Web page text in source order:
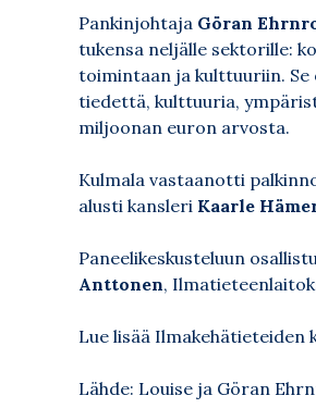
Pankinjohtaja Göran
tukensa neljälle sektorille:
toimintaan ja kulttuuriin.
tiedettä, kulttuuria,
miljoonan euron arvosta.
Kulmala vastaanotti
alusti kansleri Kaarle
Paneelikeskusteluun
Anttonen,
Lue lisää Ilmakehätieteiden
Lähde: Lo­ui­se ja Gö­ran